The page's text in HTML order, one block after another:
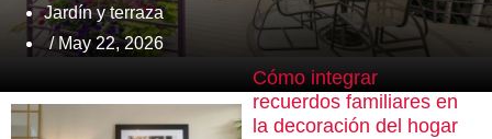
Jardín y terraza
/ May 22, 2026
Cómo integrar
recuerdos familiares en
la decoración del hogar